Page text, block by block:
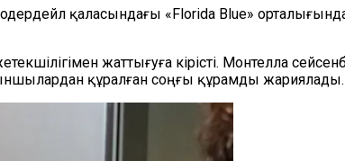
қаласындағы «Florida Blue»
жаттығуға кірісті. Монтелла
құралған соңғы құрамды жариялады.